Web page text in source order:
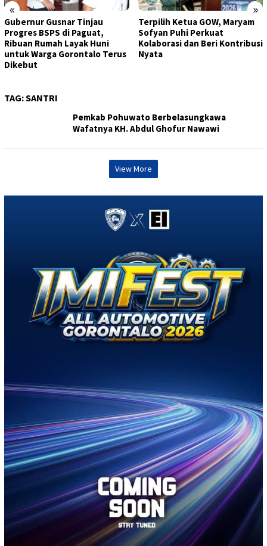
« »
Gubernur Gusnar Tinjau
Progres BSPS di Paguat,
Ribuan Rumah Layak Huni
untuk Warga Gorontalo Terus
Dikebut
Terpilih Ketua GOW, Maryam
Sofyan Puhi Perkuat
Kolaborasi dan Beri Kontribusi
Nyata
TAG:SANTRI
Pemkab Pohuwato Berbelasungkawa
Wafatnya KH. Abdul Ghofur Nawawi
View More